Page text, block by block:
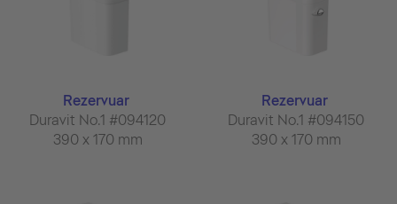
Rezervuar
Duravit No.1 #094120
390 x 170 mm
Rezervuar
Duravit No.1 #094150
390 x 170 mm